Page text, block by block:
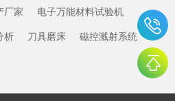
厂家 电子万能材料试验机
析 刀具磨床 磁控溅射系统